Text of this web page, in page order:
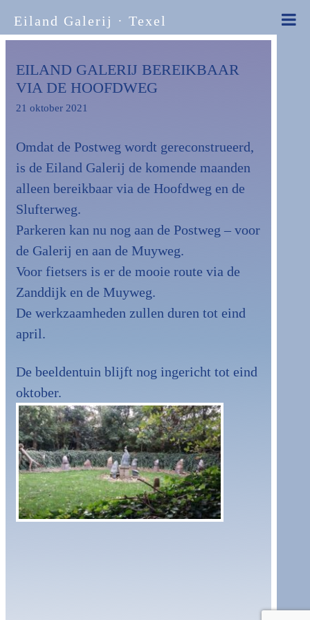
Eiland Galerij · Texel
EILAND GALERIJ BEREIKBAAR
VIA DE HOOFDWEG
21 oktober 2021
Omdat de Postweg wordt gereconstrueerd,
is de Eiland Galerij de komende maanden
alleen bereikbaar via de Hoofdweg en de
Slufterweg.
Parkeren kan nu nog aan de Postweg – voor
de Galerij en aan de Muyweg.
Voor fietsers is er de mooie route via de
Zanddijk en de Muyweg.
De werkzaamheden zullen duren tot eind
april.
De beeldentuin blijft nog ingericht tot eind
oktober.